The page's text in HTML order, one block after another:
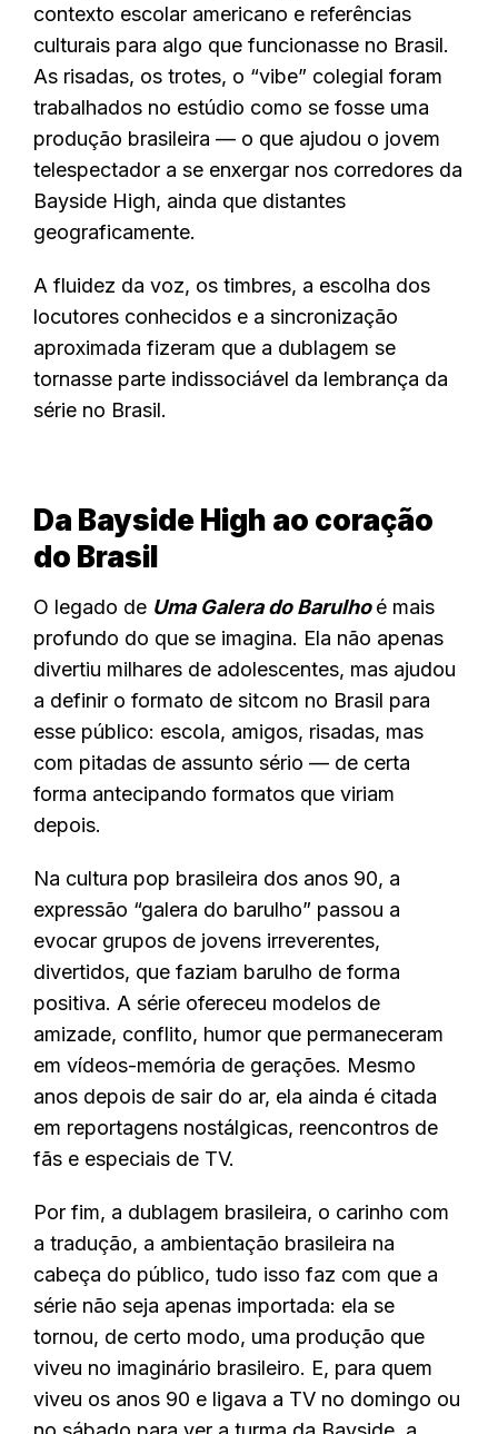
contexto escolar americano e referências
culturais para algo que funcionasse no Brasil.
As risadas, os trotes, o “vibe” colegial foram
trabalhados no estúdio como se fosse uma
produção brasileira — o que ajudou o jovem
telespectador a se enxergar nos corredores da
Bayside High, ainda que distantes
geograficamente.
A fluidez da voz, os timbres, a escolha dos
locutores conhecidos e a sincronização
aproximada fizeram que a dublagem se
tornasse parte indissociável da lembrança da
série no Brasil.
Da Bayside High ao coração
do Brasil
O legado de Uma Galera do Barulho é mais
profundo do que se imagina. Ela não apenas
divertiu milhares de adolescentes, mas ajudou
a definir o formato de sitcom no Brasil para
esse público: escola, amigos, risadas, mas
com pitadas de assunto sério — de certa
forma antecipando formatos que viriam
depois.
Na cultura pop brasileira dos anos 90, a
expressão “galera do barulho” passou a
evocar grupos de jovens irreverentes,
divertidos, que faziam barulho de forma
positiva. A série ofereceu modelos de
amizade, conflito, humor que permaneceram
em vídeos-memória de gerações. Mesmo
anos depois de sair do ar, ela ainda é citada
em reportagens nostálgicas, reencontros de
fãs e especiais de TV.
Por fim, a dublagem brasileira, o carinho com
a tradução, a ambientação brasileira na
cabeça do público, tudo isso faz com que a
série não seja apenas importada: ela se
tornou, de certo modo, uma produção que
viveu no imaginário brasileiro. E, para quem
viveu os anos 90 e ligava a TV no domingo ou